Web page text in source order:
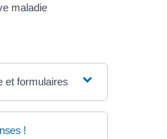
maladie
et formulaires
!